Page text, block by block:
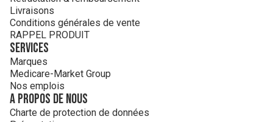
Livraisons
Conditions générales de vente
RAPPEL PRODUIT
Services
Marques
Medicare-Market Group
Nos emplois
A propos de nous
Charte de protection de données